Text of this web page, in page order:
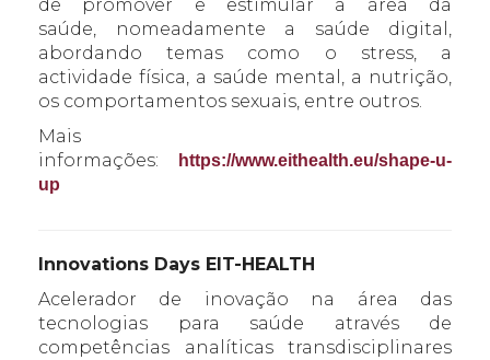
de promover e estimular a área da
saúde, nomeadamente a saúde digital,
abordando temas como o stress, a
actividade física, a saúde mental, a nutrição,
os comportamentos sexuais, entre outros.
Mais
informações:
https://www.eithealth.eu/shape-u-
up
Innovations Days EIT-HEALTH
Acelerador de inovação na área das
tecnologias para saúde através de
competências analíticas transdisciplinares